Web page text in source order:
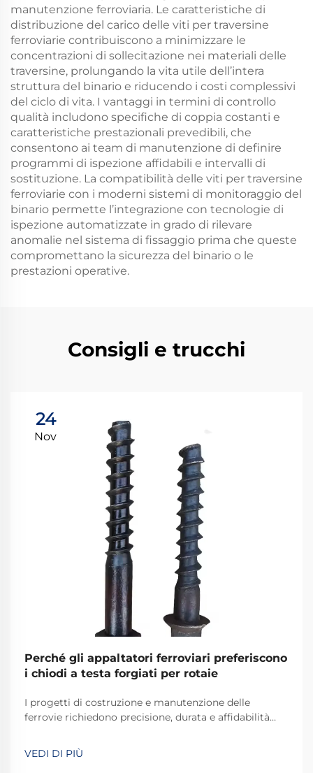
manutenzione ferroviaria. Le caratteristiche di
distribuzione del carico delle viti per traversine
ferroviarie contribuiscono a minimizzare le
concentrazioni di sollecitazione nei materiali delle
traversine, prolungando la vita utile dell’intera
struttura del binario e riducendo i costi complessivi
del ciclo di vita. I vantaggi in termini di controllo
qualità includono specifiche di coppia costanti e
caratteristiche prestazionali prevedibili, che
consentono ai team di manutenzione di definire
programmi di ispezione affidabili e intervalli di
sostituzione. La compatibilità delle viti per traversine
ferroviarie con i moderni sistemi di monitoraggio del
binario permette l’integrazione con tecnologie di
ispezione automatizzate in grado di rilevare
anomalie nel sistema di fissaggio prima che queste
compromettano la sicurezza del binario o le
prestazioni operative.
Consigli e trucchi
24
Nov
Perché gli appaltatori ferroviari preferiscono
i chiodi a testa forgiati per rotaie
I progetti di costruzione e manutenzione delle
ferrovie richiedono precisione, durata e affidabilità
elementi di fissaggio fondamentali che assicurano i
binari alle traverse ferroviarie, i chiodi a cane per
VEDI DI PIÙ